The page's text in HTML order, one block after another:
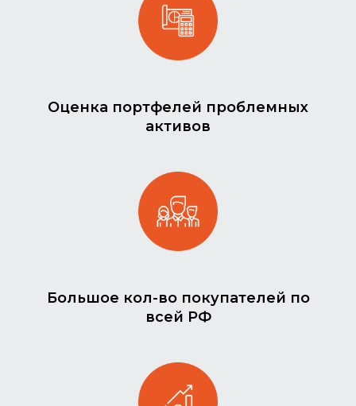
Оценка портфелей проблемных
активов
Большое кол-во покупателей по
всей РФ